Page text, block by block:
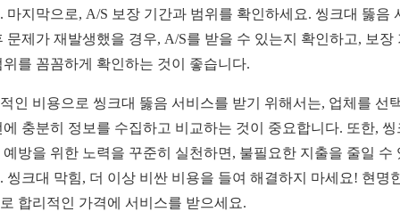
마지막으로, A/S 보장 기간과 범위를 확인하세요. 씽크대 뚫음
문제가 재발생했을 경우, A/S를 받을 수 있는지 확인하고, 보장
위를 꼼꼼하게 확인하는 것이 좋습니다.
인 비용으로 씽크대 뚫음 서비스를 받기 위해서는, 업체를 선
에 충분히 정보를 수집하고 비교하는 것이 중요합니다. 또한, 씽
예방을 위한 노력을 꾸준히 실천하면, 불필요한 지출을 줄일 수
씽크대 막힘, 더 이상 비싼 비용을 들여 해결하지 마세요! 현명
합리적인 가격에 서비스를 받으세요.